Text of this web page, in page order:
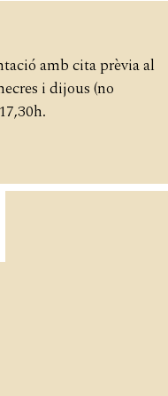
amb cita prèvia al
i dijous (no